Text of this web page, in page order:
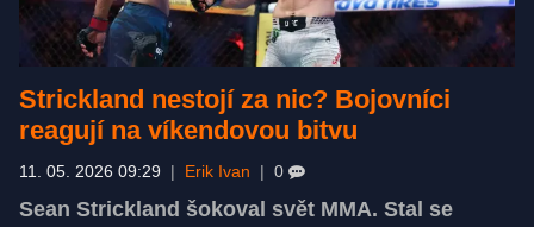
Strickland nestojí za nic? Bojovníci
reagují na víkendovou bitvu
11. 05. 2026 09:29 Erik Ivan 0
Sean Strickland šokoval svět MMA. Stal se